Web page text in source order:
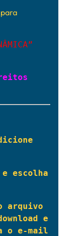
e escolha
arquivo
e
o e-mail